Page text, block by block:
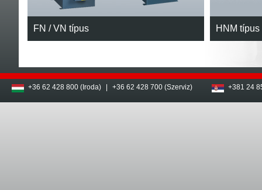
FN / VN típus HNM típus
+36 62 428 800 (Iroda) +36 62 428 700 (Szerviz) +381 24